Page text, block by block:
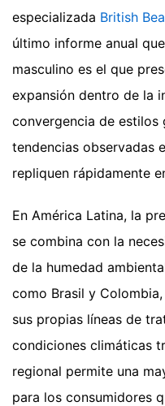
especializada British
último informe anual
masculino es el que
expansión dentro de la
convergencia de
tendencias observadas
repliquen rápidamente
En América Latina, la
se combina con la
de la humedad
como Brasil y
sus propias líneas de
condiciones climáticas
regional permite una
para los consumidores